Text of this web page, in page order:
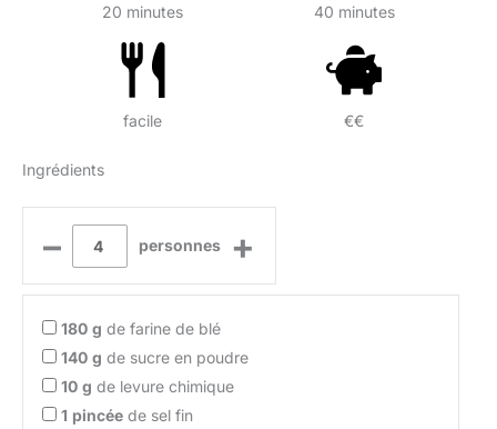
20 minutes 40 minutes
facile €€
Ingrédients
– personnes +
180 g de farine de blé
140 g de sucre en poudre
10 g de levure chimique
1 pincée de sel fin